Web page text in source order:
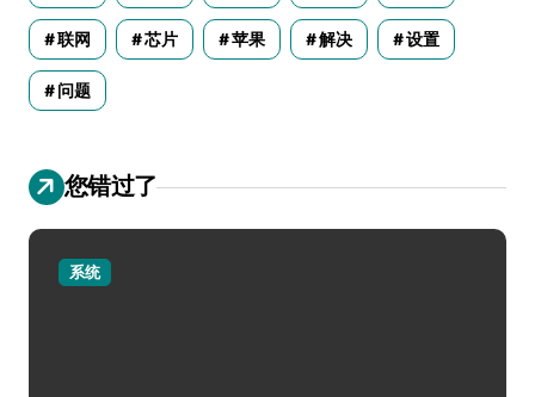
联网 芯片 苹果 解决 设置
问题
您错过了
系统